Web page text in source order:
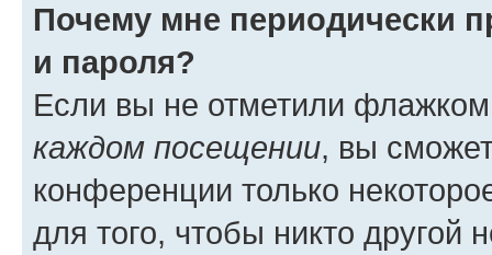
Почему мне периодически
и пароля?
Если вы не отметили
каждом посещении, вы
конференции только
для того, чтобы никто другой